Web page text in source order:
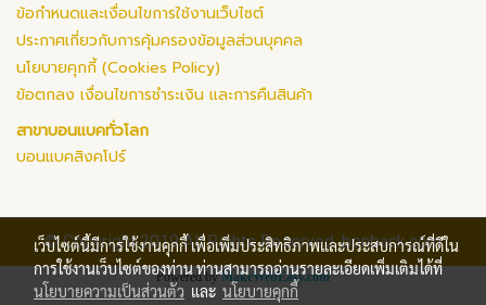
ข้อกำหนดและเงื่อนไขการใช้งานเว็บไซต์
ประกาศเกี่ยวกับการคุ้มครองข้อมูลส่วนบุคคล
นโยบายคุกกี้ (Cookies Policy)
ข้อตกลง เงื่อนไขการชำระเงิน และการคืนสินค้า
สาขาบอนแบคทั่วโลก
บอนแบคสิงคโปร์
© Copyright 2019 All Rights Reserved. bonback.com
Powered byMakeWebEasy.com
เว็บไซต์นี้มีการใช้งานคุกกี้ เพื่อเพิ่มประสิทธิภาพและประสบการณ์ที่ดีใน
การใช้งานเว็บไซต์ของท่าน ท่านสามารถอ่านรายละเอียดเพิ่มเติมได้ที่
นโยบายความเป็นส่วนตัว และ นโยบายคุกกี้